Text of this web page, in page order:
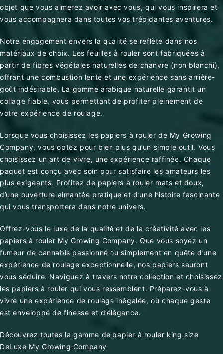
objet que vous aimerez avoir avec vous, qui vous inspirera et
vous accompagnera dans toutes vos trépidantes aventures.
Notre engagement envers la qualité se reflète dans nos
matériaux de choix. Les feuilles à rouler sont fabriquées à
partir de fibres végétales naturelles de chanvre (non blanchi),
offrant une combustion lente et une expérience sans arrière-
goût indésirable. La gomme arabique naturelle garantit un
collage fiable, vous permettant de profiter pleinement de
votre expérience de roulage.
Lorsque vous choisissez les papiers à rouler de My Growing
Company, vous optez pour bien plus qu’un simple outil. Vous
choisissez un art de vivre, une expérience raffinée. Chaque
paquet est conçu avec soin pour satisfaire les amateurs les
plus exigeants. Profitez de papiers à rouler mats et doux,
d’une ouverture aimantée pratique et d’une histoire fascinante
qui vous transportera dans notre univers.
Offrez-vous le luxe de la qualité et de la créativité avec les
papiers à rouler My Growing Company. Que vous soyez un
fumeur de cannabis passionné ou simplement en quête d’une
expérience de roulage exceptionnelle, nos papiers sauront
vous séduire. Naviguez à travers notre collection et choisissez
les papiers à rouler qui vous ressemblent. Préparez-vous à
vivre une expérience de roulage inégalée, où chaque geste
est enveloppé de finesse et d’élégance.
Découvrez toutes la gamme de papier à rouler king size
DeLuxe My Growing Company